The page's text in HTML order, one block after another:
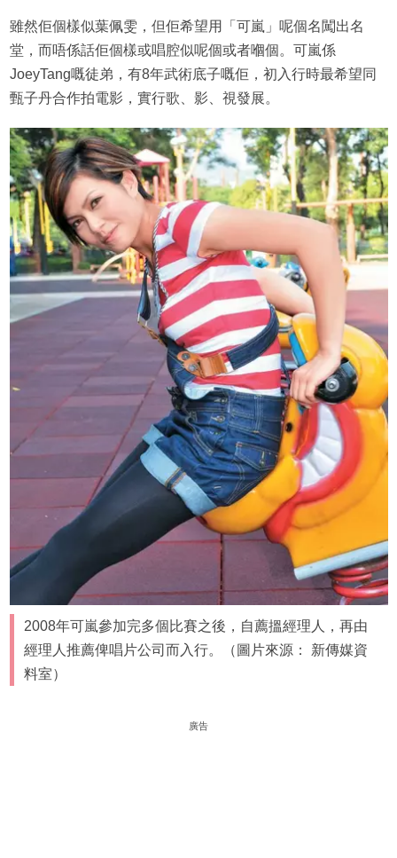
雖然佢個樣似葉佩雯，但佢希望用「可嵐」呢個名闖出名
堂，而唔係話佢個樣或唱腔似呢個或者嗰個。可嵐係
JoeyTang嘅徒弟，有8年武術底子嘅佢，初入行時最希望同
甄子丹合作拍電影，實行歌、影、視發展。
2008年可嵐參加完多個比賽之後，自薦搵經理人，再由
經理人推薦俾唱片公司而入行。（圖片來源： 新傳媒資
料室）
廣告